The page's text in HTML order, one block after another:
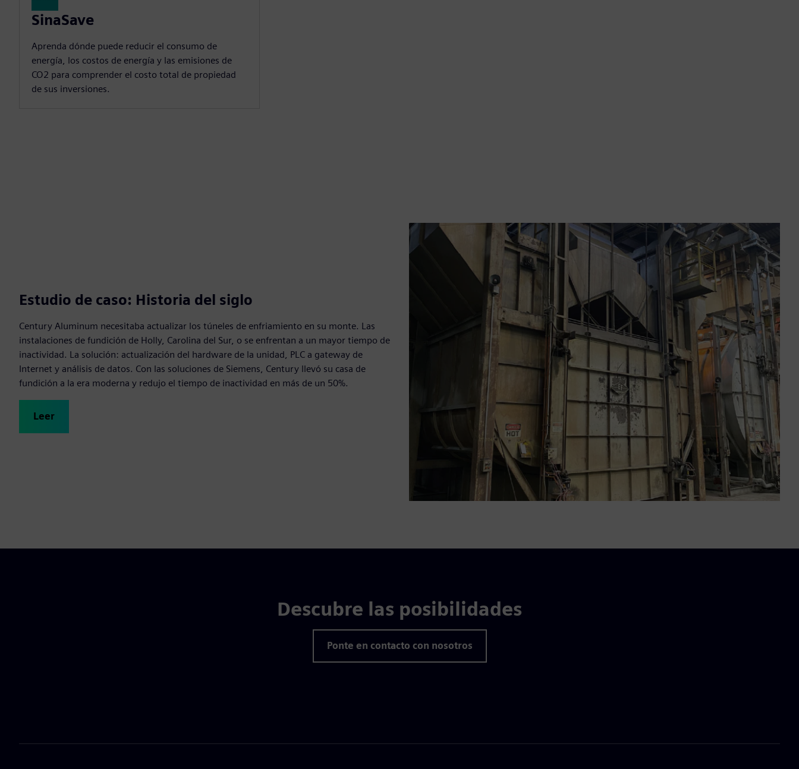
SinaSave
Aprenda dónde puede reducir el consumo de
energía, los costos de energía y las emisiones de
CO2 para comprender el costo total de propiedad
de sus inversiones.
Estudio de caso: Historia del siglo
Century Aluminum necesitaba actualizar los túneles de enfriamiento en su monte. Las
instalaciones de fundición de Holly, Carolina del Sur, o se enfrentan a un mayor tiempo de
inactividad. La solución: actualización del hardware de la unidad, PLC a gateway de
Internet y análisis de datos. Con las soluciones de Siemens, Century llevó su casa de
fundición a la era moderna y redujo el tiempo de inactividad en más de un 50%.
Leer
Descubre las posibilidades
Ponte en contacto con nosotros